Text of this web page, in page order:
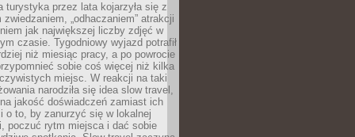
turystyka przez lata kojarzyła się z
zwiedzaniem, „odhaczaniem” atrakcji
jak największej liczby zdjęć w
czasie. Tygodniowy wyjazd potrafił
niż miesiąc pracy, a po powrocie
sobie coś więcej niż kilka
miejsc. W reakcji na taki
narodziła się idea slow travel,
jakość doświadczeń zamiast ich
o to, by zanurzyć się w lokalnej
poczuć rytm miejsca i dać sobie